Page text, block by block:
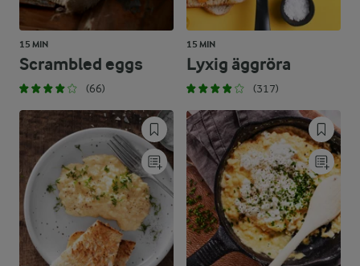
15 MIN
Scrambled eggs
(66)
15 MIN
Lyxig äggröra
(317)